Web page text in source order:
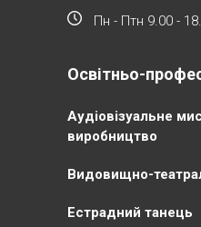
Пн - Птн 9.00 -
Освітньо-
Аудіовізуальне
виробництво
Видовищно-
Естрадний танець